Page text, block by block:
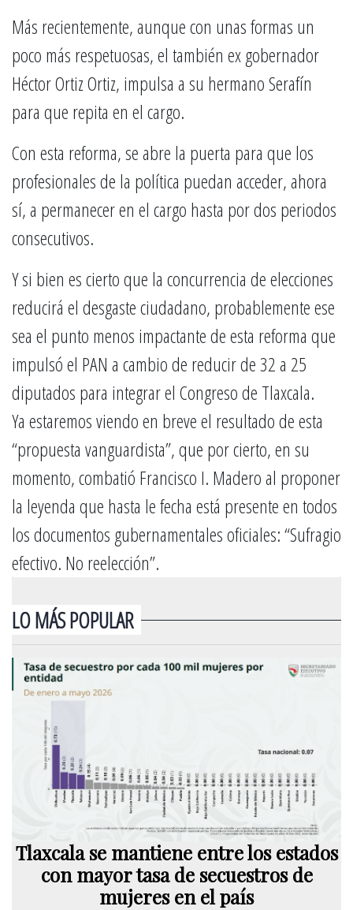
Más recientemente, aunque con unas formas un
poco más respetuosas, el también ex gobernador
Héctor Ortiz Ortiz, impulsa a su hermano Serafín
para que repita en el cargo.
Con esta reforma, se abre la puerta para que los
profesionales de la política puedan acceder, ahora
sí, a permanecer en el cargo hasta por dos periodos
consecutivos.
Y si bien es cierto que la concurrencia de elecciones
reducirá el desgaste ciudadano, probablemente ese
sea el punto menos impactante de esta reforma que
impulsó el PAN a cambio de reducir de 32 a 25
diputados para integrar el Congreso de Tlaxcala.
Ya estaremos viendo en breve el resultado de esta
“propuesta vanguardista”, que por cierto, en su
momento, combatió Francisco I. Madero al proponer
la leyenda que hasta le fecha está presente en todos
los documentos gubernamentales oficiales: “Sufragio
efectivo. No reelección”.
LO MÁS POPULAR
Tlaxcala se mantiene entre los estados
con mayor tasa de secuestros de
mujeres en el país